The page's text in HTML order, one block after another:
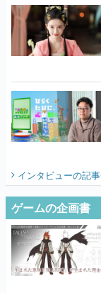
インタビューの記
ゲームの企画書